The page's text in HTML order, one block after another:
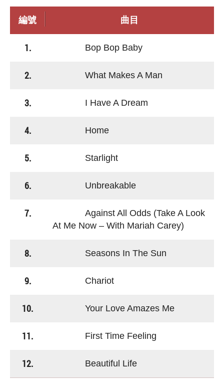
編號 曲目
1. Bop Bop Baby
2. What Makes A Man
3. I Have A Dream
4. Home
5. Starlight
6. Unbreakable
7.
Against All Odds (Take A Look
At Me Now – With Mariah Carey)
8. Seasons In The Sun
9. Chariot
10. Your Love Amazes Me
11. First Time Feeling
12. Beautiful Life